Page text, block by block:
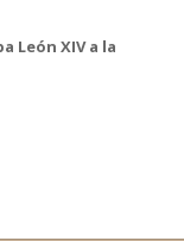
León XIV a la